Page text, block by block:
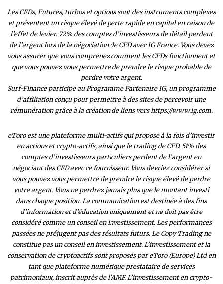
Les CFDs, Futures, turbos et options sont des instruments complexes
et présentent un risque élevé de perte rapide en capital en raison de
l’effet de levier. 72% des comptes d’investisseurs de détail perdent
de l’argent lors de la négociation de CFD avec IG France. Vous devez
vous assurer que vous comprenez comment les CFDs fonctionnent et
que vous pouvez vous permettre de prendre le risque probable de
perdre votre argent.
Surf-Finance participe au Programme Partenaire IG, un programme
d’affiliation conçu pour permettre à des sites de percevoir une
rémunération grâce à la création de liens vers https://www.ig.com.
eToro est une plateforme multi-actifs qui propose à la fois d’investir
en actions et crypto-actifs, ainsi que le trading de CFD. 51% des
comptes d’investisseurs particuliers perdent de l’argent en
négociant des CFD avec ce fournisseur. Vous devriez considérer si
vous pouvez vous permettre de prendre le risque élevé de perdre
votre argent. Vous ne perdrez jamais plus que le montant investi
dans chaque position. La communication est destinée à des fins
d’information et d’éducation uniquement et ne doit pas être
considéré comme un conseil en investissement. Les performances
passées ne préjugent pas des résultats futurs. Le Copy Trading ne
constitue pas un conseil en investissement. L’investissement et la
conservation de cryptoactifs sont proposés par eToro (Europe) Ltd en
tant que plateforme numérique prestataire de services
patrimoniaux, inscrit auprès de l’AMF. L’investissement en crypto-